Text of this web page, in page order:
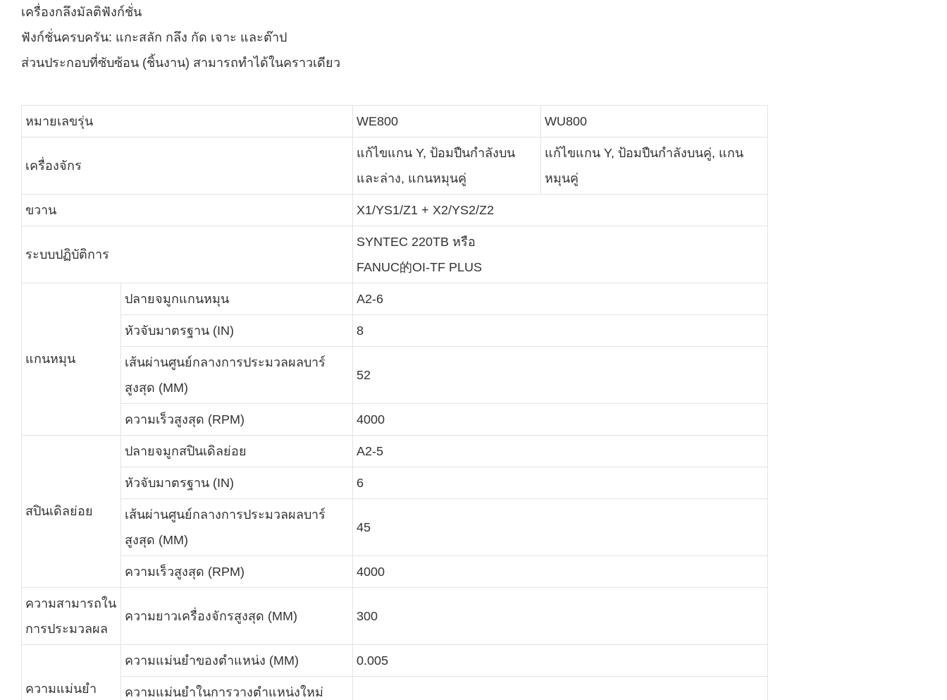
เครื่องกลึงมัลติฟังก์ชั่น
ฟังก์ชั่นครบครัน: แกะสลัก กลึง กัด เจาะ และต๊าป
ส่วนประกอบที่ซับซ้อน (ชิ้นงาน) สามารถทำได้ในคราวเดียว
หมายเลขรุ่น WE800 WU800
เครื่องจักร
แก้ไขแกน Y, ป้อมปืนกำลังบน
และล่าง, แกนหมุนคู่
แก้ไขแกน Y, ป้อมปืนกำลังบนคู่, แกน
หมุนคู่
ขวาน X1/YS1/Z1 + X2/YS2/Z2
ระบบปฏิบัติการ
SYNTEC 220TB หรือ
FANUC的OI-TF PLUS
แกนหมุน
ปลายจมูกแกนหมุน A2-6
หัวจับมาตรฐาน (IN) 8
เส้นผ่านศูนย์กลางการประมวลผลบาร์
สูงสุด (MM)
52
ความเร็วสูงสุด (RPM) 4000
สปินเดิลย่อย
ปลายจมูกสปินเดิลย่อย A2-5
หัวจับมาตรฐาน (IN) 6
เส้นผ่านศูนย์กลางการประมวลผลบาร์
สูงสุด (MM)
45
ความเร็วสูงสุด (RPM) 4000
ความสามารถใน
การประมวลผล
ความยาวเครื่องจักรสูงสุด (MM) 300
ความแม่นยำ
ความแม่นยำของตำแหน่ง (MM) 0.005
ความแม่นยำในการวางตำแหน่งใหม่